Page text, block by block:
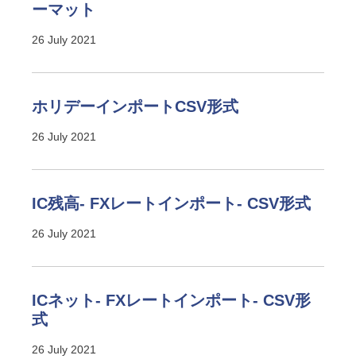
ーマット
26 July 2021
ホリデーインポートCSV形式
26 July 2021
IC残高- FXレートインポート- CSV形式
26 July 2021
ICネット- FXレートインポート- CSV形
式
26 July 2021